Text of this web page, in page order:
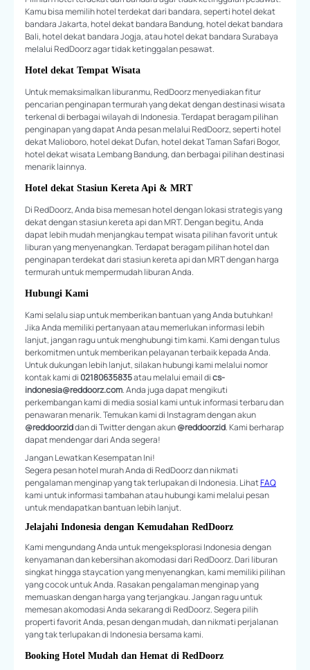
Kamu bisa memilih hotel terdekat dari bandara, seperti hotel dekat
bandara Jakarta, hotel dekat bandara Bandung, hotel dekat bandara
Bali, hotel dekat bandara Jogja, atau hotel dekat bandara Surabaya
melalui RedDoorz agar tidak ketinggalan pesawat.
Hotel dekat Tempat Wisata
Untuk memaksimalkan liburanmu, RedDoorz menyediakan fitur
pencarian penginapan termurah yang dekat dengan destinasi wisata
terkenal di berbagai wilayah di Indonesia. Terdapat beragam pilihan
penginapan yang dapat Anda pesan melalui RedDoorz, seperti hotel
dekat Malioboro, hotel dekat Dufan, hotel dekat Taman Safari Bogor,
hotel dekat wisata Lembang Bandung, dan berbagai pilihan destinasi
menarik lainnya.
Hotel dekat Stasiun Kereta Api & MRT
Di RedDoorz, Anda bisa memesan hotel dengan lokasi strategis yang
dekat dengan stasiun kereta api dan MRT. Dengan begitu, Anda
dapat lebih mudah menjangkau tempat wisata pilihan favorit untuk
liburan yang menyenangkan. Terdapat beragam pilihan hotel dan
penginapan terdekat dari stasiun kereta api dan MRT dengan harga
termurah untuk mempermudah liburan Anda.
Hubungi Kami
Kami selalu siap untuk memberikan bantuan yang Anda butuhkan!
Jika Anda memiliki pertanyaan atau memerlukan informasi lebih
lanjut, jangan ragu untuk menghubungi tim kami. Kami dengan tulus
berkomitmen untuk memberikan pelayanan terbaik kepada Anda.
Untuk dukungan lebih lanjut, silakan hubungi kami melalui nomor
kontak kami di02180635835atau melalui email dics-
indonesia@reddoorz.com. Anda juga dapat mengikuti
perkembangan kami di media sosial kami untuk informasi terbaru dan
penawaran menarik. Temukan kami di Instagram dengan akun
@reddoorziddan di Twitter dengan akun@reddoorzid. Kami berharap
dapat mendengar dari Anda segera!
Jangan Lewatkan Kesempatan Ini!
Segera pesan hotel murah Anda di RedDoorz dan nikmati
pengalaman menginap yang tak terlupakan di Indonesia. LihatFAQ
kami untuk informasi tambahan atau hubungi kami melalui pesan
untuk mendapatkan bantuan lebih lanjut.
Jelajahi Indonesia dengan Kemudahan RedDoorz
Kami mengundang Anda untuk mengeksplorasi Indonesia dengan
kenyamanan dan kebersihan akomodasi dari RedDoorz. Dari liburan
singkat hingga staycation yang menyenangkan, kami memiliki pilihan
yang cocok untuk Anda. Rasakan pengalaman menginap yang
memuaskan dengan harga yang terjangkau. Jangan ragu untuk
memesan akomodasi Anda sekarang di RedDoorz. Segera pilih
properti favorit Anda, pesan dengan mudah, dan nikmati perjalanan
yang tak terlupakan di Indonesia bersama kami.
Booking Hotel Mudah dan Hemat di RedDoorz